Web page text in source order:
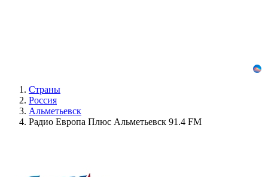
Страны
Россия
Альметьевск
Радио Европа Плюс Альметьевск 91.4 FM